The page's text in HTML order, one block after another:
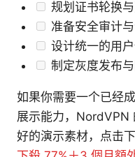
规划证书轮换
准备安全审计
设计统一的用
制定灰度发布
如果你需要一个已经
展示能力，NordVPN
好的演示素材，点击